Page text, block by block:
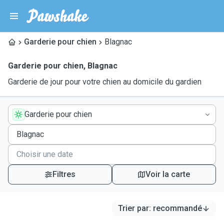
Garderie pour chien Blagnac
Garderie pour chien, Blagnac
Garderie de jour pour votre chien au domicile du gardien
Garderie pour chien
Filtres Voir la carte
Trier par: recommandé